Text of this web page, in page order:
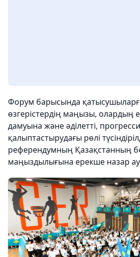
Форум барысында
өзгерістердің маңызы, олардың
дамуына және әділетті,
қалыптастырудағы рөлі
референдумның Қазақстанның
маңыздылығына ерекше назар